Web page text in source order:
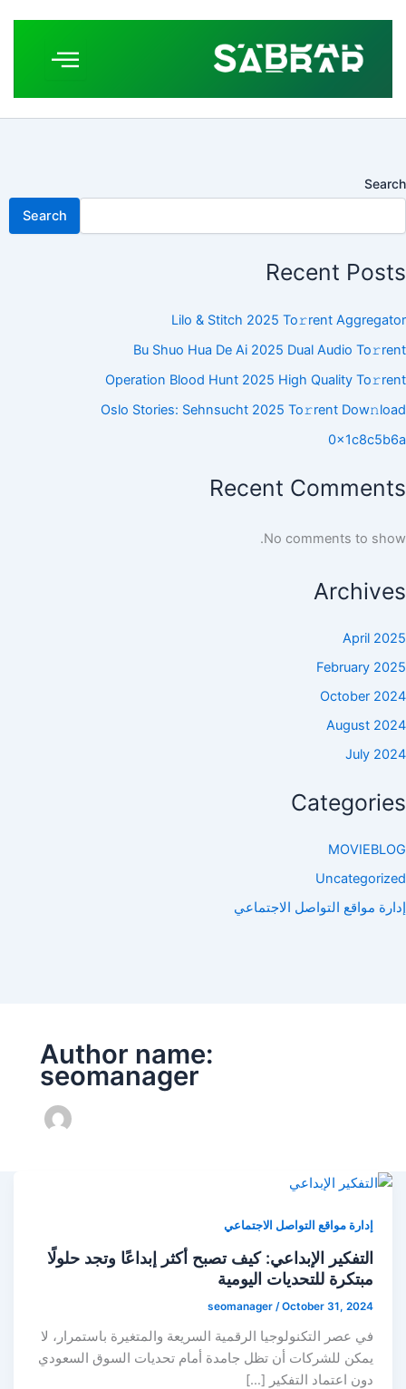
Search
Search
Recent Posts
Lilo & Stitch 2025 To𝚛rent Aggregator
Bu Shuo Hua De Ai 2025 Dual Audio To𝚛rent
Operation Blood Hunt 2025 High Quality To𝚛rent
Oslo Stories: Sehnsucht 2025 To𝚛rent Dow𝚗load
0x1c8c5b6a
Recent Comments
No comments to show.
Archives
April 2025
February 2025
October 2024
August 2024
July 2024
Categories
MOVIEBLOG
Uncategorized
إدارة مواقع التواصل الاجتماعي
Author name:
seomanager
إدارة مواقع التواصل الاجتماعي
التفكير الإبداعي: كيف تصبح أكثر إبداعًا وتجد حلولًا
مبتكرة للتحديات اليومية
seomanager /October 31, 2024
في عصر التكنولوجيا الرقمية السريعة والمتغيرة باستمرار، لا
يمكن للشركات أن تظل جامدة أمام تحديات السوق السعودي
دون اعتماد التفكير […]